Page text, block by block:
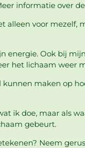
informatie over
alleen voor mezelf,
energie. Ook bij
het lichaam weer
maken op
ik doe, maar als
gebeurt.
Neem